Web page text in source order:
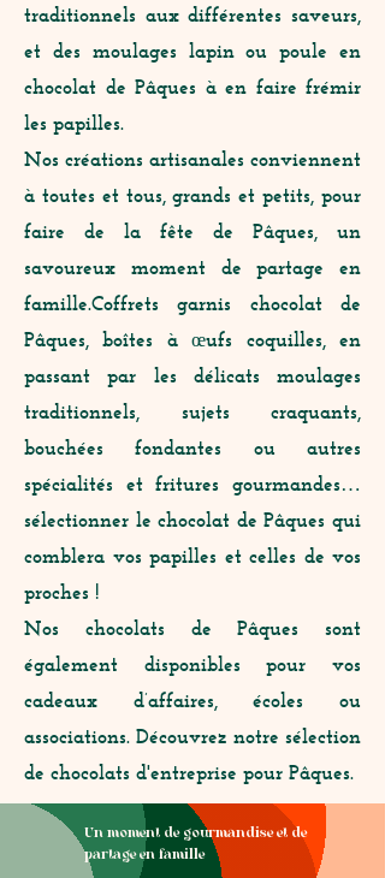
traditionnels aux différentes saveurs,
et des moulages lapin ou poule en
chocolat de Pâques à en faire frémir
les papilles.
Nos créations artisanales conviennent
à toutes et tous, grands et petits, pour
faire de la fête de Pâques, un
savoureux moment de partage en
famille.Coffrets garnis chocolat de
Pâques, boîtes à œufs coquilles, en
passant par les délicats moulages
traditionnels, sujets craquants,
bouchées fondantes ou autres
spécialités et fritures gourmandes…
sélectionner le chocolat de Pâques qui
comblera vos papilles et celles de vos
proches !
Nos chocolats de Pâques sont
également disponibles pour vos
cadeaux d’affaires, écoles ou
associations. Découvrez notre sélection
de chocolats d'entreprise pour Pâques.
Un moment de gourmandise et de
partage en famille